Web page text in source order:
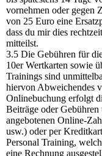
vornehmen oder gegen
von 25 Euro eine
dass du mir dies
mitteilst.
3.5 Die Gebühren für
10er Wertkarten sowie
Trainings sind
hiervon Abweichendes
Onlinebuchung erfolgt
Beiträge oder
angebotenen Online-
usw.) oder per
Personal Training,
eine Rechnung